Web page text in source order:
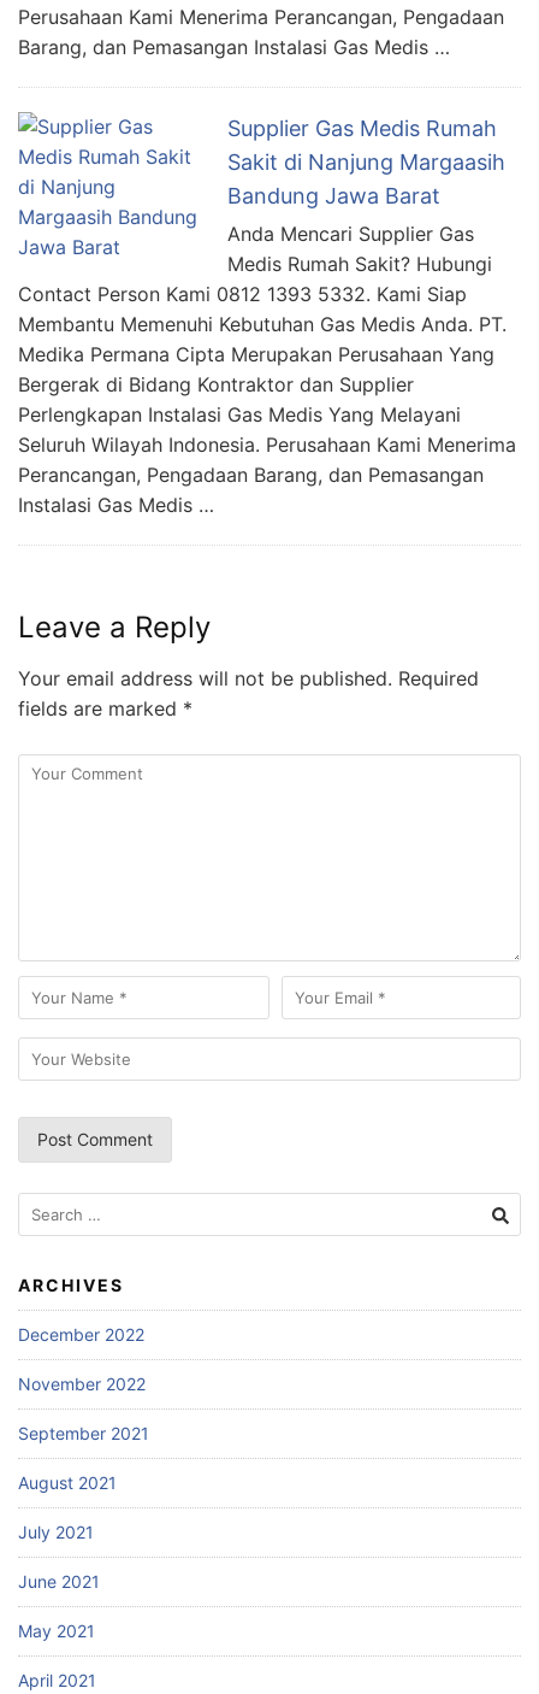
Perusahaan Kami Menerima Perancangan, Pengadaan
Barang, dan Pemasangan Instalasi Gas Medis …
Supplier Gas Medis Rumah
Sakit di Nanjung Margaasih
Bandung Jawa Barat
Anda Mencari Supplier Gas
Medis Rumah Sakit? Hubungi
Contact Person Kami 0812 1393 5332. Kami Siap
Membantu Memenuhi Kebutuhan Gas Medis Anda. PT.
Medika Permana Cipta Merupakan Perusahaan Yang
Bergerak di Bidang Kontraktor dan Supplier
Perlengkapan Instalasi Gas Medis Yang Melayani
Seluruh Wilayah Indonesia. Perusahaan Kami Menerima
Perancangan, Pengadaan Barang, dan Pemasangan
Instalasi Gas Medis …
Leave a Reply
Your email address will not be published. Required
fields are marked *
Search
for:
ARCHIVES
December 2022
November 2022
September 2021
August 2021
July 2021
June 2021
May 2021
April 2021